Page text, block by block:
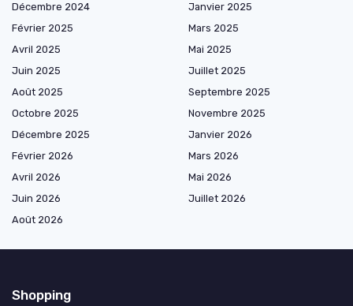
Décembre 2024
Janvier 2025
Février 2025
Mars 2025
Avril 2025
Mai 2025
Juin 2025
Juillet 2025
Août 2025
Septembre 2025
Octobre 2025
Novembre 2025
Décembre 2025
Janvier 2026
Février 2026
Mars 2026
Avril 2026
Mai 2026
Juin 2026
Juillet 2026
Août 2026
Shopping